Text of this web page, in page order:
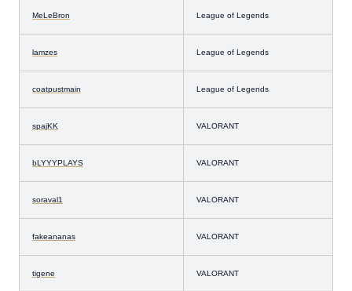
MeLeBron League of Legends
lamzes League of Legends
coatpustmain League of Legends
spajKK VALORANT
bLYYYPLAYS VALORANT
soraval1 VALORANT
fakeananas VALORANT
tigene VALORANT